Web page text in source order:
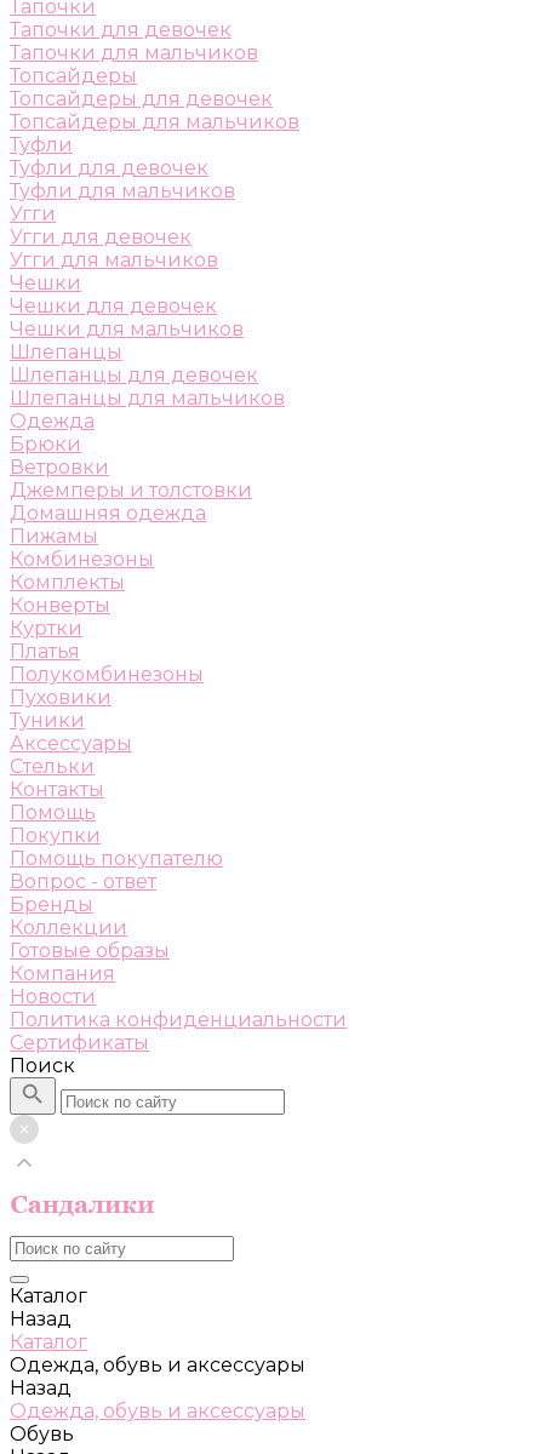
Тапочки
Тапочки для девочек
Тапочки для мальчиков
Топсайдеры
Топсайдеры для девочек
Топсайдеры для мальчиков
Туфли
Туфли для девочек
Туфли для мальчиков
Угги
Угги для девочек
Угги для мальчиков
Чешки
Чешки для девочек
Чешки для мальчиков
Шлепанцы
Шлепанцы для девочек
Шлепанцы для мальчиков
Одежда
Брюки
Ветровки
Джемперы и толстовки
Домашняя одежда
Пижамы
Комбинезоны
Комплекты
Конверты
Куртки
Платья
Полукомбинезоны
Пуховики
Туники
Аксессуары
Стельки
Контакты
Помощь
Покупки
Помощь покупателю
Вопрос - ответ
Бренды
Коллекции
Готовые образы
Компания
Новости
Политика конфиденциальности
Сертификаты
Поиск
Каталог
Назад
Каталог
Одежда, обувь и аксессуары
Назад
Одежда, обувь и аксессуары
Обувь